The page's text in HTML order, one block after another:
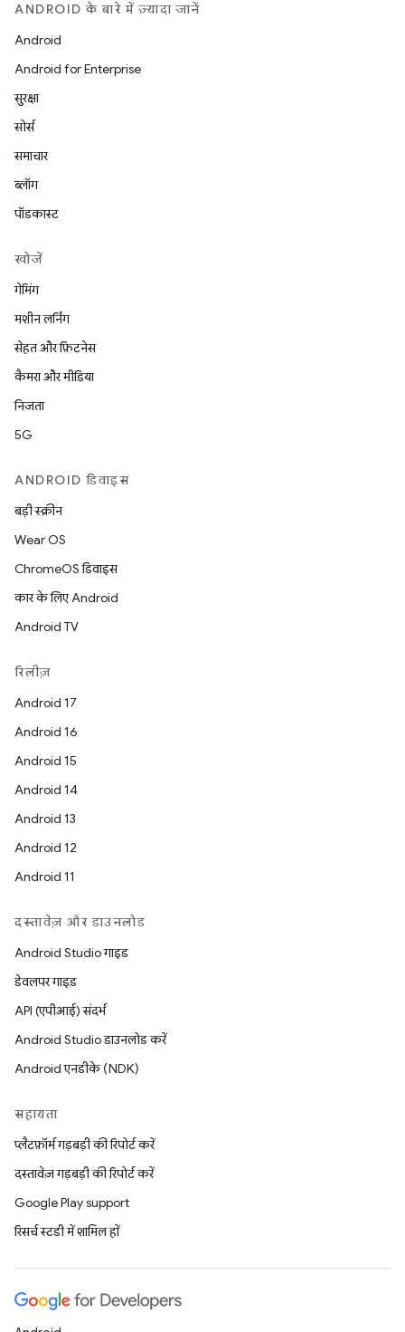
ANDROID के बारे में ज़्यादा जानें
Android
Android for Enterprise
सुरक्षा
सोर्स
समाचार
ब्लॉग
पॉडकास्ट
खोजें
गेमिंग
मशीन लर्निंग
सेहत और फ़िटनेस
कैमरा और मीडिया
निजता
5G
ANDROID डिवाइस
बड़ी स्क्रीन
Wear OS
ChromeOS डिवाइस
कार के लिए Android
Android TV
रिलीज़
Android 17
Android 16
Android 15
Android 14
Android 13
Android 12
Android 11
दस्तावेज़ और डाउनलोड
Android Studio गाइड
डेवलपर गाइड
API (एपीआई) संदर्भ
Android Studio डाउनलोड करें
Android एनडीके (NDK)
सहायता
प्लैटफ़ॉर्म गड़बड़ी की रिपोर्ट करें
दस्तावेज़ गड़बड़ी की रिपोर्ट करें
Google Play support
रिसर्च स्टडी में शामिल हों